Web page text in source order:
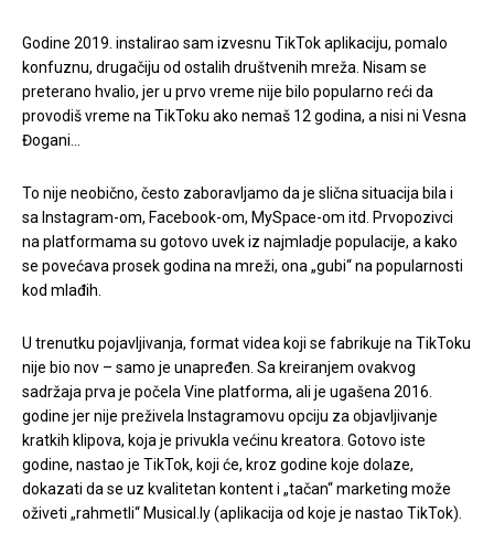
Godine 2019. instalirao sam izvesnu TikTok aplikaciju, pomalo
konfuznu, drugačiju od ostalih društvenih mreža. Nisam se
preterano hvalio, jer u prvo vreme nije bilo popularno reći da
provodiš vreme na TikToku ako nemaš 12 godina, a nisi ni Vesna
Đogani…
To nije neobično, često zaboravljamo da je slična situacija bila i
sa Instagram-om, Facebook-om, MySpace-om itd. Prvopozivci
na platformama su gotovo uvek iz najmladje populacije, a kako
se povećava prosek godina na mreži, ona „gubi“ na popularnosti
kod mlađih.
U trenutku pojavljivanja, format videa koji se fabrikuje na TikToku
nije bio nov – samo je unapređen. Sa kreiranjem ovakvog
sadržaja prva je počela Vine platforma, ali je ugašena 2016.
godine jer nije preživela Instagramovu opciju za objavljivanje
kratkih klipova, koja je privukla većinu kreatora. Gotovo iste
godine, nastao je TikTok, koji će, kroz godine koje dolaze,
dokazati da se uz kvalitetan kontent i „tačan“ marketing može
oživeti „rahmetli“ Musical.ly (aplikacija od koje je nastao TikTok).